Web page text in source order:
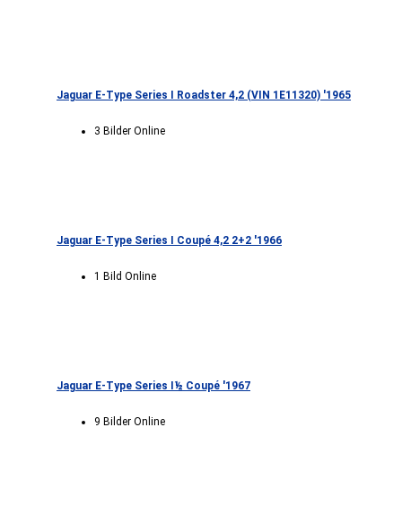
Jaguar E-Type Series I Roadster 4,2 (VIN 1E11320) '1965
3 Bilder Online
Jaguar E-Type Series I Coupé 4,2 2+2 '1966
1 Bild Online
Jaguar E-Type Series I½ Coupé '1967
9 Bilder Online